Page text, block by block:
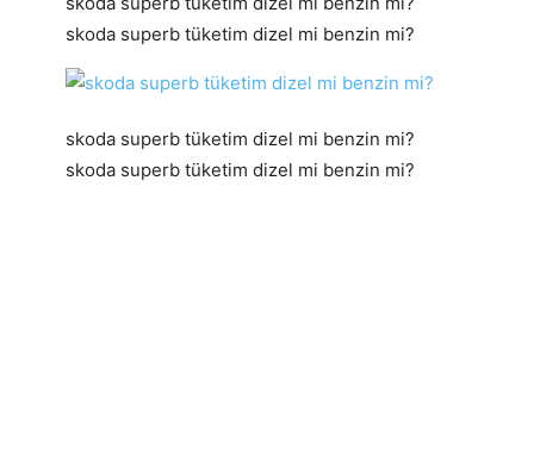
skoda superb tüketim dizel mi benzin mi?
skoda superb tüketim dizel mi benzin mi?
skoda superb tüketim dizel mi benzin mi?